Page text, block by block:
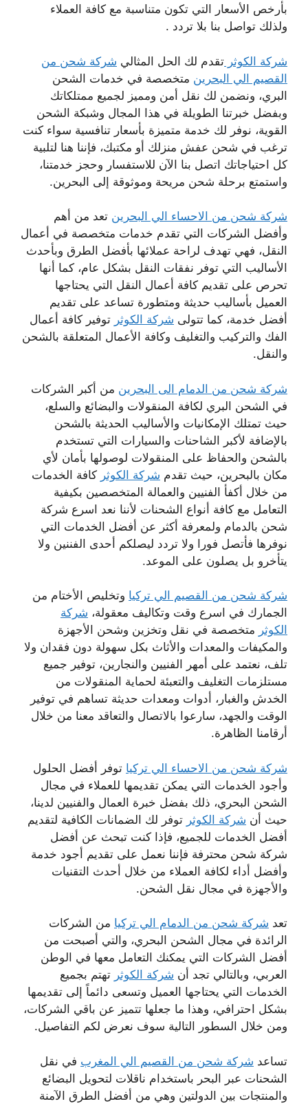
بأرخص الأسعار التي تكون متناسبة مع كافة العملاء
ولذلك تواصل بنا بلا تردد .
شركة الكوثر تقدم لك الحل المثالي شركة شحن من
القصيم الي البحرين متخصصة في خدمات الشحن
البري، ونضمن لك نقل أمن ومميز لجميع ممتلكاتك
وبفضل خبرتنا الطويلة في هذا المجال وشبكة الشحن
القوية، نوفر لك خدمة متميزة بأسعار تنافسية سواء كنت
ترغب في شحن عفش منزلك أو مكتبك، فإننا هنا لتلبية
كل احتياجاتك اتصل بنا الآن للاستفسار وحجز خدمتنا،
واستمتع برحلة شحن مريحة وموثوقة إلى البحرين.
شركة شحن من الاحساء الي البحرين تعد من أهم
وأفضل الشركات التي تقدم خدمات متخصصة في أعمال
النقل، فهي تهدف لراحة عملائها بأفضل الطرق وبأحدث
الأساليب التي توفر نفقات النقل بشكل عام، كما أنها
تحرص على تقديم كافة أعمال النقل التي يحتاجها
العميل بأساليب حديثة ومتطورة تساعد على تقديم
أفضل خدمة، كما تتولى شركة الكوثر توفير كافة أعمال
الفك والتركيب والتغليف وكافة الأعمال المتعلقة بالشحن
والنقل.
شركة شحن من الدمام الى البحرين من أكبر الشركات
في الشحن البري لكافة المنقولات والبضائع والسلع،
حيث تمتلك الإمكانيات والأساليب الحديثة بالشحن
بالإضافة لأكبر الشاحنات والسيارات التي تستخدم
بالشحن والحفاظ على المنقولات لوصولها بأمان لأي
مكان بالبحرين، حيث تقدم شركة الكوثر كافة الخدمات
من خلال أكفأ الفنيين والعمالة المتخصصين بكيفية
التعامل مع كافة أنواع الشحنات لأننا نعد اسرع شركة
شحن بالدمام ولمعرفة أكثر عن أفضل الخدمات التي
نوفرها فأتصل فورا ولا تردد ليصلكم أحدى الفننين ولا
يتأخرو بل يصلون على الموعد.
شركة شحن من القصيم الي تركيا وتخليص الأختام من
الجمارك في اسرع وقت وتكاليف معقولة، شركة
الكوثر متخصصة في نقل وتخزين وشحن الأجهزة
والمكيفات والمعدات والأثاث بكل سهولة دون فقدان ولا
تلف، نعتمد على أمهر الفنيين والنجارين، توفير جميع
مستلزمات التغليف والتعبئة لحماية المنقولات من
الخدش والغبار، أدوات ومعدات حديثة تساهم في توفير
الوقت والجهد، سارعوا بالاتصال والتعاقد معنا من خلال
أرقامنا الظاهرة.
شركة شحن من الاحساء الي تركيا توفر أفضل الحلول
وأجود الخدمات التي يمكن تقديمها للعملاء في مجال
الشحن البحري، ذلك بفضل خبرة العمال والفنيين لدينا،
حيث أن شركة الكوثر توفر لك الضمانات الكافية لتقديم
أفضل الخدمات للجميع، فإذا كنت تبحث عن أفضل
شركة شحن محترفة فإننا نعمل على تقديم أجود خدمة
وأفضل أداء لكافة العملاء من خلال أحدث التقنيات
والأجهزة في مجال نقل الشحن.
تعد شركة شحن من الدمام الي تركيا من الشركات
الرائدة في مجال الشحن البحري، والتي أصبحت من
أفضل الشركات التي يمكنك التعامل معها في الوطن
العربي، وبالتالي تجد أن شركة الكوثر تهتم بجميع
الخدمات التي يحتاجها العميل وتسعى دائماً إلى تقديمها
بشكل احترافي، وهذا ما جعلها تتميز عن باقي الشركات،
ومن خلال السطور التالية سوف نعرض لكم التفاصيل.
تساعد شركة شحن من القصيم الي المغرب في نقل
الشحنات عبر البحر باستخدام ناقلات لتحويل البضائع
والمنتجات بين الدولتين وهي من أفضل الطرق الآمنة